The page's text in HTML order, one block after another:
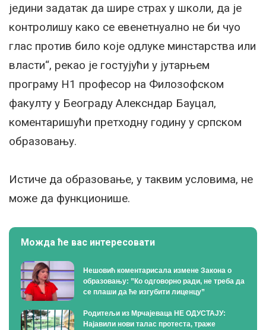
једини задатак да шире страх у школи, да је
контролишу како се евенетнуално не би чуо
глас против било које одлуке минстарства или
власти“, рекао је гостујући у јутарњем
програму Н1 професор на Филозофском
факулту у Београду Алексндар Бауцал,
коментаришући претходну годину у српском
образовању.
Истиче да образовање, у таквим условима, не
може да функционише.
Можда ће вас интересовати
Нешовић коментарисала измене Закона о
образовању: ”Ко одговорно ради, не треба да
се плаши да ће изгубити лиценцу”
Родитељи из Мрчајеваца НЕ ОДУСТАЈУ:
Најавили нови талас протеста, траже